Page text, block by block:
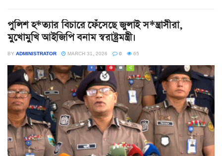
পুলিশ হ*ত্যার বিচারে ফেঁসেছে জুলাই স*ন্ত্রাসীরা,
মুখোমুখি আইজিপি বনাম স্বরাষ্ট্রমন্ত্রী।
BY ADMINISTRATOR MARCH 31, 2026 0 65